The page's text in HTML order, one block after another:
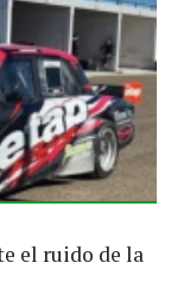
el ruido de la